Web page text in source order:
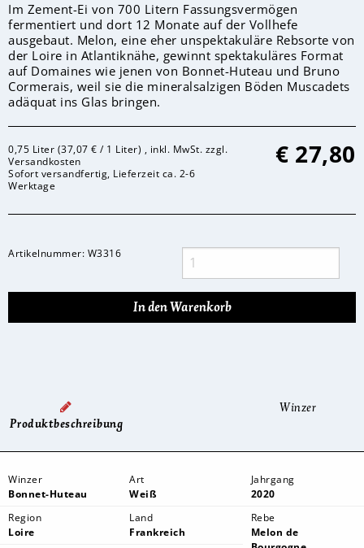
Im Zement-Ei von 700 Litern Fassungsvermögen
fermentiert und dort 12 Monate auf der Vollhefe
ausgebaut. Melon, eine eher unspektakuläre Rebsorte von
der Loire in Atlantiknähe, gewinnt spektakuläres Format
auf Domaines wie jenen von Bonnet-Huteau und Bruno
Cormerais, weil sie die mineralsalzigen Böden Muscadets
adäquat ins Glas bringen.
0,75 Liter (37,07 € / 1 Liter) , inkl. MwSt. zzgl.
Versandkosten
Sofort versandfertig, Lieferzeit ca. 2-6
Werktage
€ 27,80
Artikelnummer: W3316
Produktbeschreibung
Winzer
Winzer
Bonnet-Huteau
Art
Weiß
Jahrgang
2020
Region
Loire
Land
Frankreich
Rebe
Melon de